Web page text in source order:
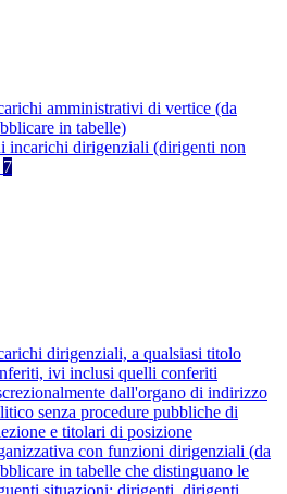
amministrativi di vertice (da
in tabelle)
incarichi dirigenziali (dirigenti non
7
dirigenziali, a qualsiasi titolo
ivi inclusi quelli conferiti
dall'organo di indirizzo
senza procedure pubbliche di
e titolari di posizione
con funzioni dirigenziali (da
in tabelle che distinguano le